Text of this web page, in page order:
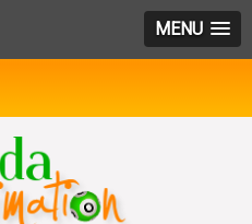
MENU